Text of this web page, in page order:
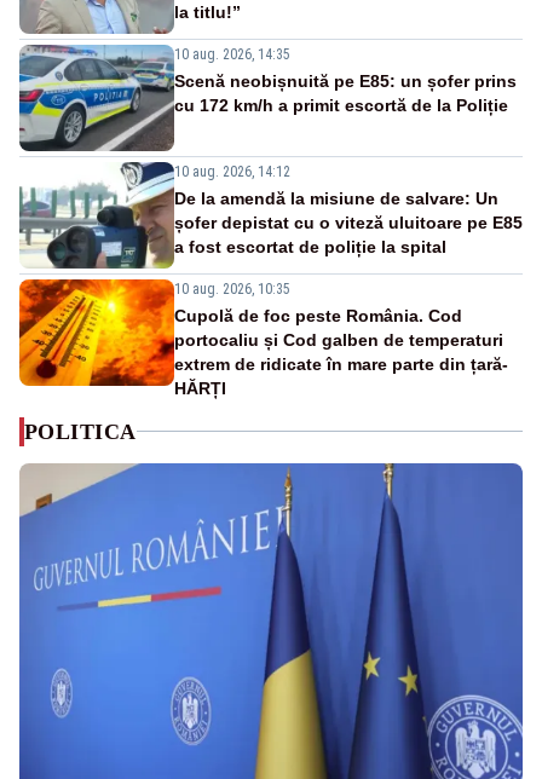
la titlu!”
10 aug. 2026, 14:35
Scenă neobișnuită pe E85: un șofer prins
cu 172 km/h a primit escortă de la Poliție
10 aug. 2026, 14:12
De la amendă la misiune de salvare: Un
șofer depistat cu o viteză uluitoare pe E85
a fost escortat de poliție la spital
10 aug. 2026, 10:35
Cupolă de foc peste România. Cod
portocaliu și Cod galben de temperaturi
extrem de ridicate în mare parte din țară-
HĂRȚI
POLITICA